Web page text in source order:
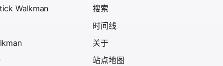
Walkman
搜索
时间线
关于
站点地图